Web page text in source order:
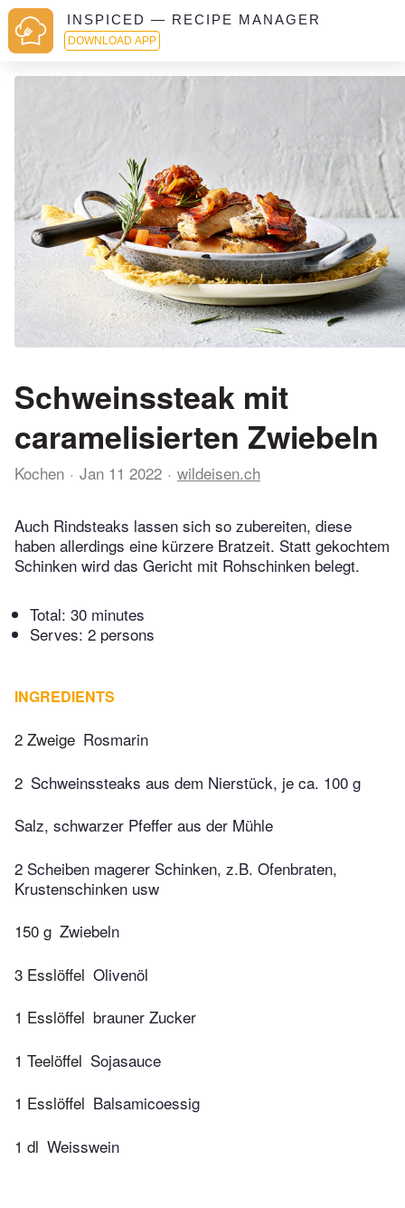
INSPICED — RECIPE MANAGER
DOWNLOAD APP
Schweinssteak mit
caramelisierten Zwiebeln
Kochen Jan 11 2022 wildeisen.ch
Auch Rindsteaks lassen sich so zubereiten, diese
haben allerdings eine kürzere Bratzeit. Statt gekochtem
Schinken wird das Gericht mit Rohschinken belegt.
Total: 30 minutes
Serves: 2 persons
INGREDIENTS
2 Zweige Rosmarin
2 Schweinssteaks aus dem Nierstück, je ca. 100 g
Salz, schwarzer Pfeffer aus der Mühle
2 Scheiben magerer Schinken, z.B. Ofenbraten,
Krustenschinken usw
150 g Zwiebeln
3 Esslöffel Olivenöl
1 Esslöffel brauner Zucker
1 Teelöffel Sojasauce
1 Esslöffel Balsamicoessig
1 dl Weisswein